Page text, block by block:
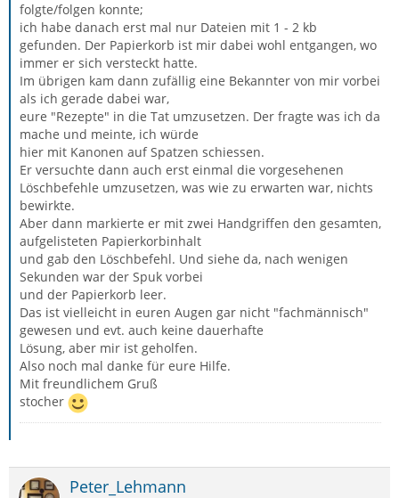
folgte/folgen konnte;
ich habe danach erst mal nur Dateien mit 1 - 2 kb
gefunden. Der Papierkorb ist mir dabei wohl entgangen, wo
immer er sich versteckt hatte.
Im übrigen kam dann zufällig eine Bekannter von mir vorbei
als ich gerade dabei war,
eure "Rezepte" in die Tat umzusetzen. Der fragte was ich da
mache und meinte, ich würde
hier mit Kanonen auf Spatzen schiessen.
Er versuchte dann auch erst einmal die vorgesehenen
Löschbefehle umzusetzen, was wie zu erwarten war, nichts
bewirkte.
Aber dann markierte er mit zwei Handgriffen den gesamten,
aufgelisteten Papierkorbinhalt
und gab den Löschbefehl. Und siehe da, nach wenigen
Sekunden war der Spuk vorbei
und der Papierkorb leer.
Das ist vielleicht in euren Augen gar nicht "fachmännisch"
gewesen und evt. auch keine dauerhafte
Lösung, aber mir ist geholfen.
Also noch mal danke für eure Hilfe.
Mit freundlichem Gruß
stocher
Peter_Lehmann